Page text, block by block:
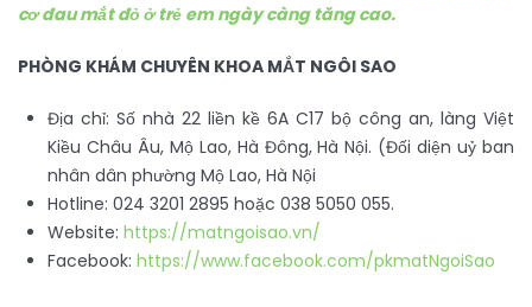
cơ đau mắt đỏ ở trẻ em ngày càng tăng cao.
PHÒNG KHÁM CHUYÊN KHOA MẮT NGÔI SAO
Địa chỉ: Số nhà 22 liền kề 6A C17 bộ công an, làng Việt
Kiều Châu Âu, Mộ Lao, Hà Đông, Hà Nội. (Đối diện uỷ ban
nhân dân phường Mộ Lao, Hà Nội
Hotline: 024 3201 2895 hoặc 038 5050 055.
Website: https://matngoisao.vn/
Facebook: https://www.facebook.com/pkmatNgoiSao